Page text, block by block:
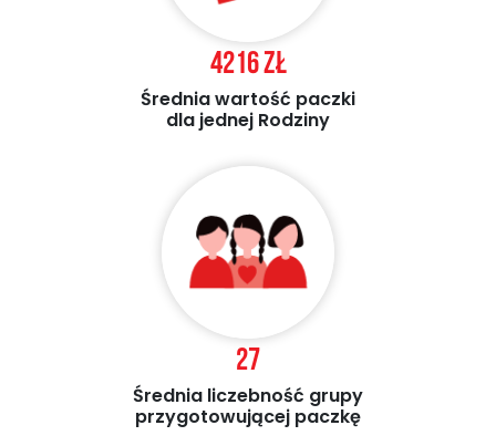
4216 zł
Średnia wartość paczki
dla jednej Rodziny
27
Średnia liczebność grupy
przygotowującej paczkę